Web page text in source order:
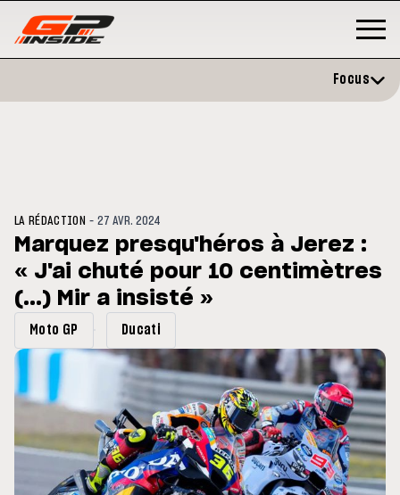
: Horaires et
du GP de Grande-
MOTO GP
Zarco évite l'opération et vise
retour en septembre
Focus
LA RÉDACTION -27 AVR. 2024
Marquez presqu'héros à Jerez :
« J'ai chuté pour 10 centimètres
(...) Mir a insisté »
Moto GP Ducati